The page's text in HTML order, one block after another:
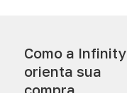
Como a Infinity
orienta sua
compra